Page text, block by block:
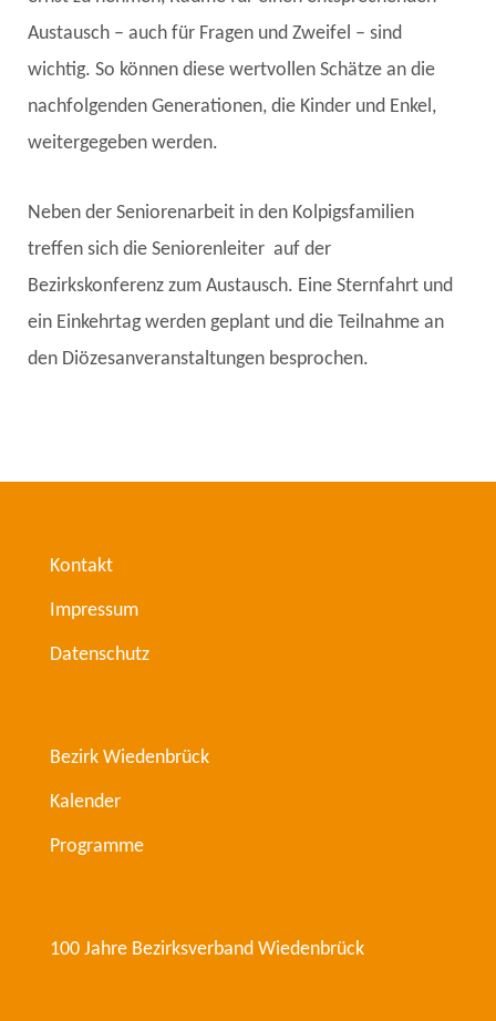
Austausch – auch für Fragen und Zweifel – sind
wichtig. So können diese wertvollen Schätze an die
nachfolgenden Generationen, die Kinder und Enkel,
weitergegeben werden.
Neben der Seniorenarbeit in den Kolpigsfamilien
treffen sich die Seniorenleiter auf der
Bezirkskonferenz zum Austausch. Eine Sternfahrt und
ein Einkehrtag werden geplant und die Teilnahme an
den Diözesanveranstaltungen besprochen.
Kontakt
Impressum
Datenschutz
Bezirk Wiedenbrück
Kalender
Programme
100 Jahre Bezirksverband Wiedenbrück